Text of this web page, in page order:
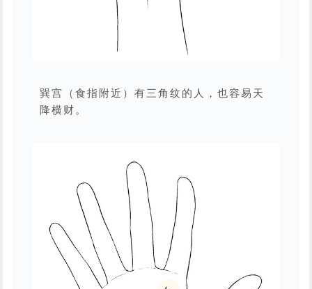
巽宫（食指附近）有三角纹的人，也容易天
降横财。